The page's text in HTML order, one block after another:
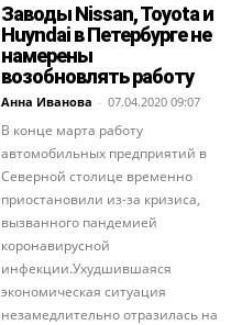
Заводы Nissan, Toyota и
Huyndai в Петербурге не
намерены
возобновлять работу
Анна Иванова - 07.04.2020 09:07
В конце марта работу
автомобильных предприятий в
Северной столице временно
приостановили из-за кризиса,
вызванного пандемией
коронавирусной
инфекции.Ухудшившаяся
экономическая ситуация
незамедлительно отразилась на